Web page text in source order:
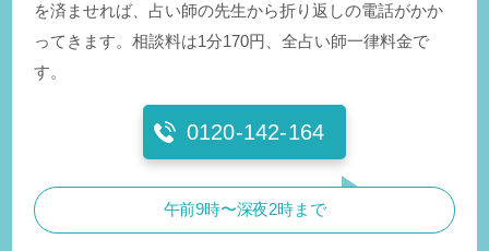
を済ませれば、占い師の先生から折り返しの電話がかか
ってきます。相談料は1分170円、全占い師一律料金で
す。
0120-142-164
午前9時〜深夜2時まで